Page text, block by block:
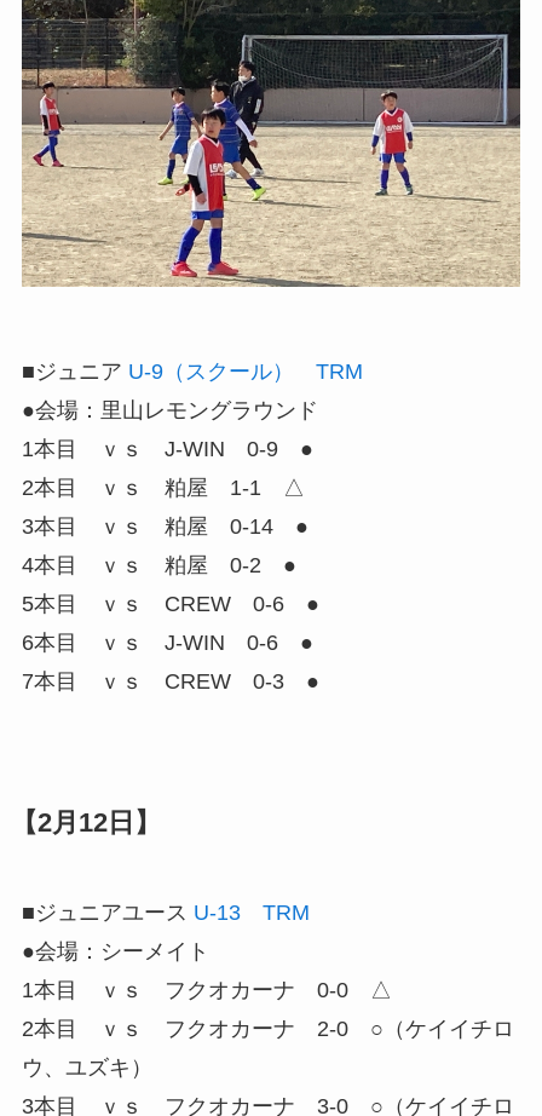
■ジュニア U-9（スクール） TRM
●会場：里山レモングラウンド
1本目 ｖｓ J-WIN 0-9 ●
2本目 ｖｓ 粕屋 1-1 △
3本目 ｖｓ 粕屋 0-14 ●
4本目 ｖｓ 粕屋 0-2 ●
5本目 ｖｓ CREW 0-6 ●
6本目 ｖｓ J-WIN 0-6 ●
7本目 ｖｓ CREW 0-3 ●
【2月12日】
■ジュニアユース U-13 TRM
●会場：シーメイト
1本目 ｖｓ フクオカーナ 0-0 △
2本目 ｖｓ フクオカーナ 2-0 ○（ケイイチロ
ウ、ユズキ）
3本目 ｖｓ フクオカーナ 3-0 ○（ケイイチロ